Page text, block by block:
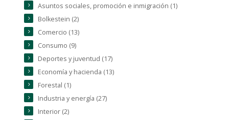
Asuntos sociales, promoción e inmigración (1)
Bolkestein (2)
Comercio (13)
Consumo (9)
Deportes y juventud (17)
Economía y hacienda (13)
Forestal (1)
Industria y energía (27)
Interior (2)